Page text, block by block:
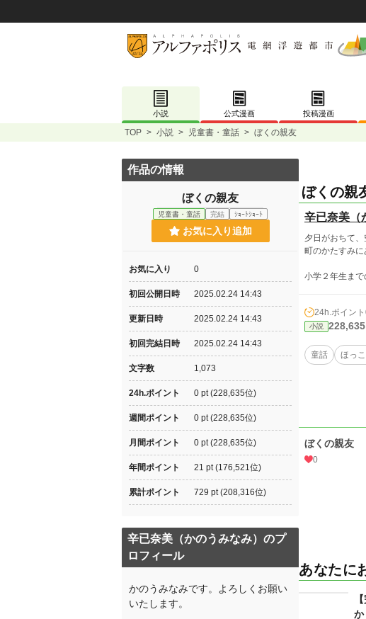
小説 公式漫画 投稿漫画
TOP > 小説 > 児童書・童話 > ぼくの親友
ぼくの親
辛已奈美（
夕日がおちて
町のかたすみ
小学２年生まで
24h.ポイント
小説 228,635
童話 ほっこ
ぼくの親友
0
あなたに
か
作品の情報
ぼくの親友
児童書・童話 完結 ｼｮｰﾄｼｮｰﾄ
お気に入り追加
お気に入り 0
初回公開日時 2025.02.24 14:43
更新日時 2025.02.24 14:43
初回完結日時 2025.02.24 14:43
文字数 1,073
24h.ポイント 0 pt (228,635位)
週間ポイント 0 pt (228,635位)
月間ポイント 0 pt (228,635位)
年間ポイント 21 pt (176,521位)
累計ポイント 729 pt (208,316位)
辛已奈美（かのうみなみ）のプ
ロフィール
かのうみなみです。よろしくお願い
いたします。